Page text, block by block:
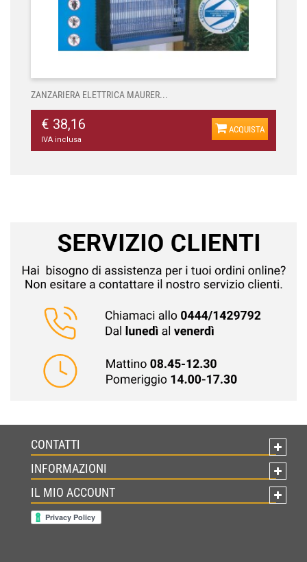
ZANZARIERA ELETTRICA MAURER...
€ 38,16
IVA inclusa
ACQUISTA
CONTATTI
INFORMAZIONI
IL MIO ACCOUNT